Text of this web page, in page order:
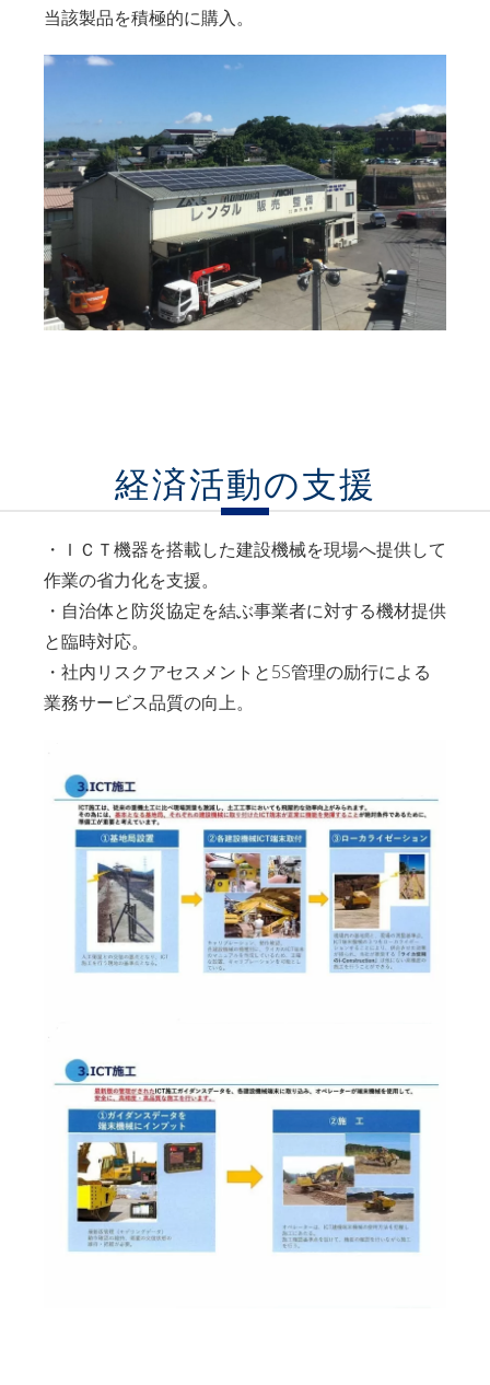
当該製品を積極的に購入。
経済活動の支援
・ＩＣＴ機器を搭載した建設機械を現場へ提供して
作業の省力化を支援。
・自治体と防災協定を結ぶ事業者に対する機材提供
と臨時対応。
・社内リスクアセスメントと5S管理の励行による
業務サービス品質の向上。